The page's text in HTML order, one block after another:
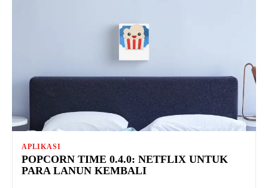
APLIKASI
POPCORN TIME 0.4.0: NETFLIX UNTUK
PARA LANUN KEMBALI